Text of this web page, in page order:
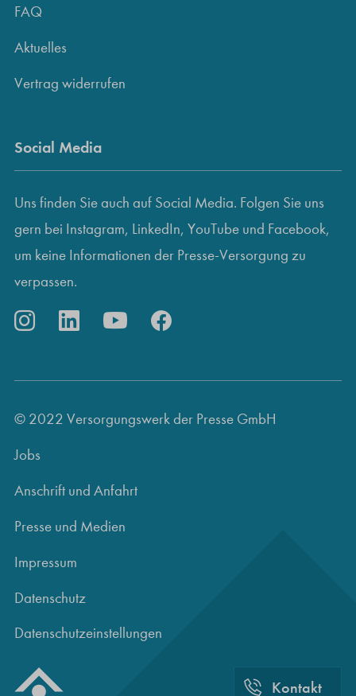
Kontakt
FAQ
Aktuelles
Vertrag widerrufen
Social Media
Uns finden Sie auch auf Social Media. Folgen Sie uns
gern bei Instagram, LinkedIn, YouTube und Facebook,
um keine Informationen der Presse-Versorgung zu
verpassen.
© 2022 Versorgungswerk der Presse GmbH
Jobs
Anschrift und Anfahrt
Presse und Medien
Impressum
Datenschutz
Datenschutzeinstellungen